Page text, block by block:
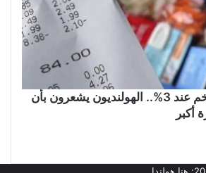
رغم استقرار التضخم عند 3%.. الهولنديون يشعرون بأن
أكبر